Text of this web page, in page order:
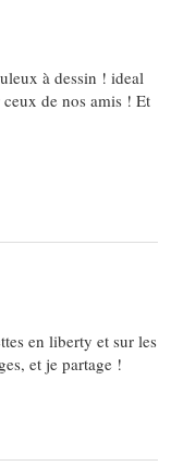
à dessin ! ideal
de nos amis ! Et
en liberty et sur les
et je partage !